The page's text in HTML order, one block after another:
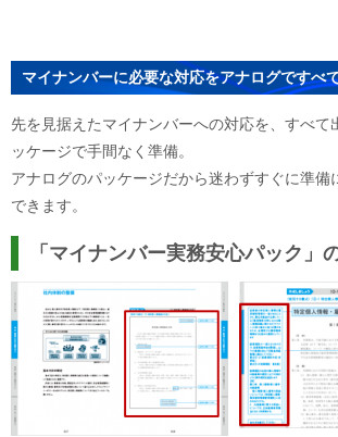
マイナンバーに必要な対応をアナログですべ
先を見据えたマイナンバーへの対応を、すべて
ッケージで手間なく準備。
アナログのパッケージだから迷わずすぐに準備
できます。
「マイナンバー実務安心パック」